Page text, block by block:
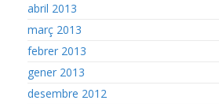
abril 2013
març 2013
febrer 2013
gener 2013
desembre 2012